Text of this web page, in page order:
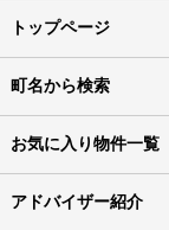
トップページ
町名から検索
お気に入り物件一覧
アドバイザー紹介